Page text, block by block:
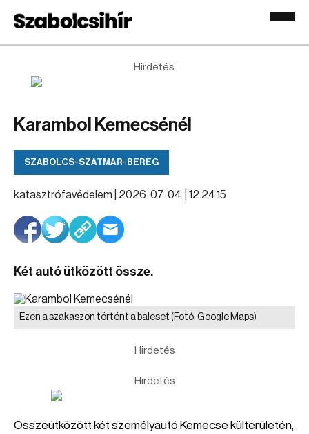
Hirdetés
Karambol Kemecsénél
SZABOLCS-SZATMÁR-BEREG
katasztrófavédelem | 2026. 07. 04. | 12:24:15
Két autó ütközött össze.
Ezen a szakaszon történt a baleset (Fotó: Google Maps)
Hirdetés
Hirdetés
Összeütközött két személyautó Kemecse külterületén,